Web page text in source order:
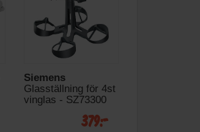
Siemens
Glasställning för 4st
vinglas - SZ73300
379:-